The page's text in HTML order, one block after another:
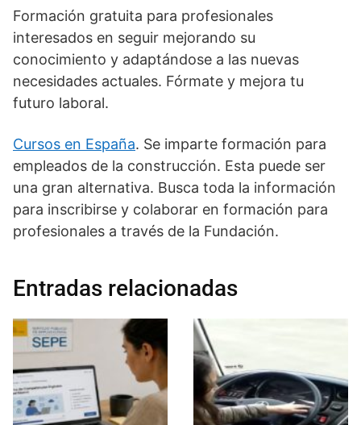
Formación gratuita para profesionales
interesados en seguir mejorando su
conocimiento y adaptándose a las nuevas
necesidades actuales. Fórmate y mejora tu
futuro laboral.
Cursos en España. Se imparte formación para
empleados de la construcción. Esta puede ser
una gran alternativa. Busca toda la información
para inscribirse y colaborar en formación para
profesionales a través de la Fundación.
Entradas relacionadas